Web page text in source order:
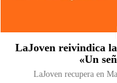
LaJoven reivindica
«Un
LaJoven recupera en